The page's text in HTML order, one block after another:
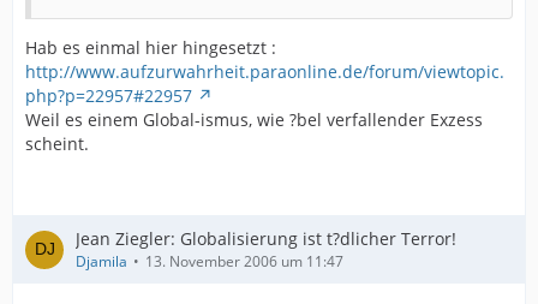
Hab es einmal hier hingesetzt :
http://www.aufzurwahrheit.paraonline.de/forum/viewtopic.
php?p=22957#22957
Weil es einem Global-ismus, wie ?bel verfallender Exzess
scheint.
Jean Ziegler: Globalisierung ist t?dlicher Terror!
Djamila 13. November 2006 um 11:47